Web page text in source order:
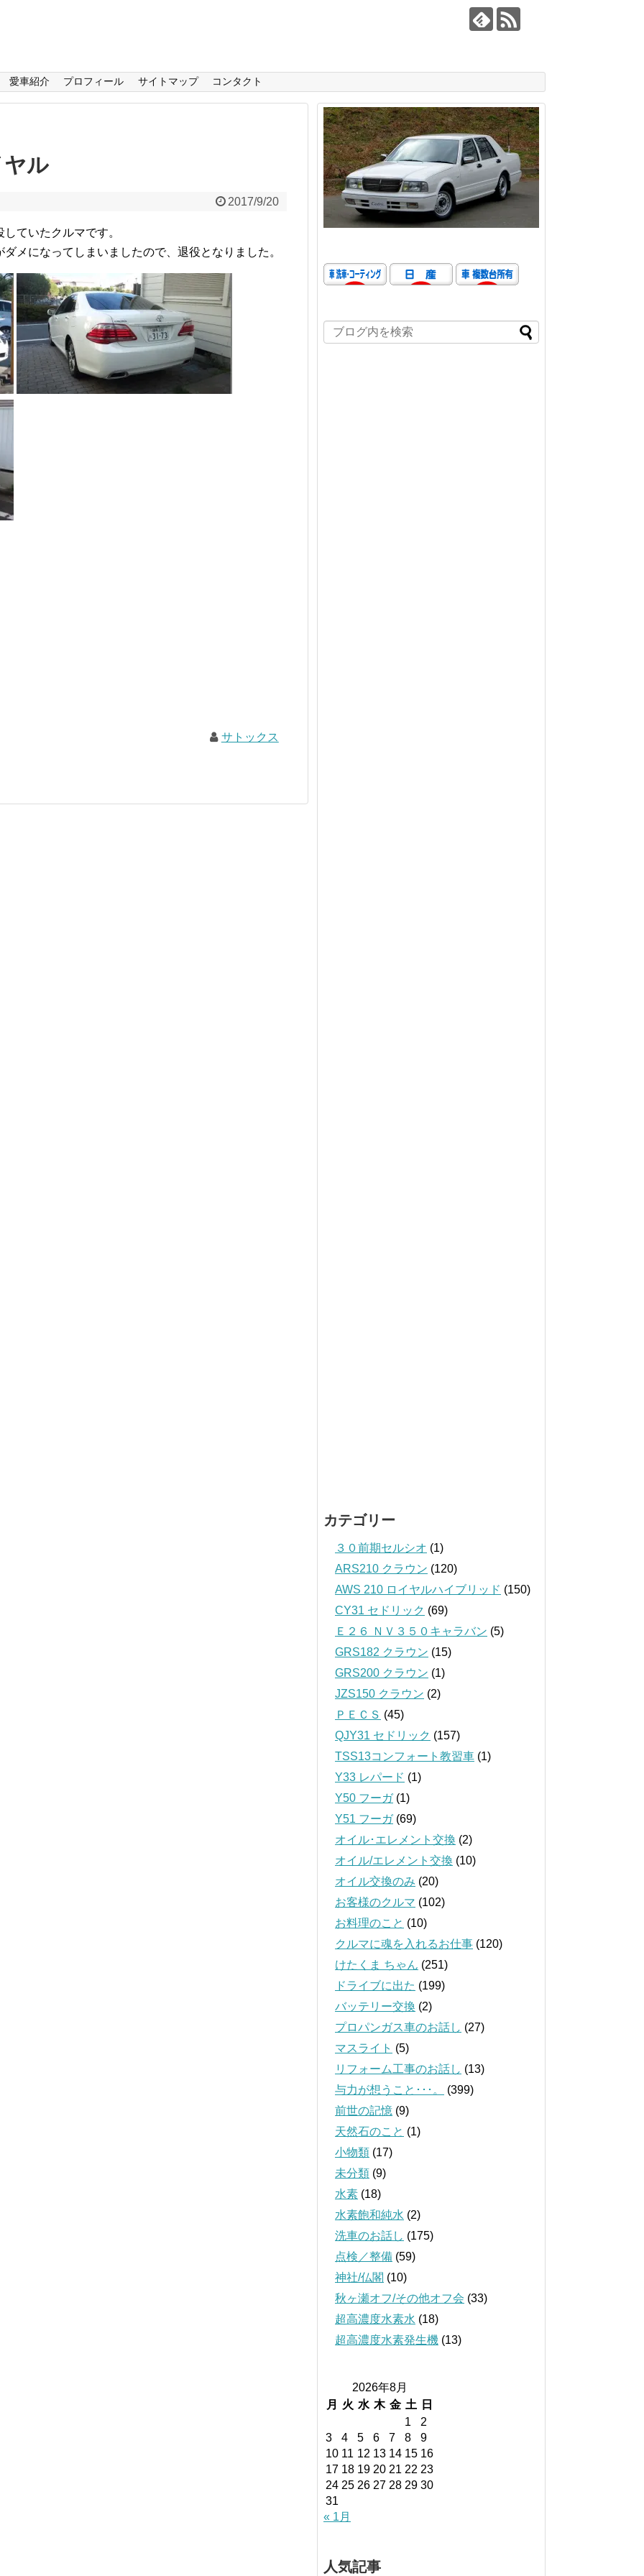
愛車紹介 プロフィール サイトマップ コンタクト
ヤル
2017/9/20
ていたクルマです。
メになってしまいましたので、退役となりました。
サトックス
カテゴリー
３０前期セルシオ (1)
ARS210 クラウン (120)
AWS 210 ロイヤルハイブリッド (150)
CY31 セドリック (69)
Ｅ２６ ＮＶ３５０キャラバン (5)
GRS182 クラウン (15)
GRS200 クラウン (1)
JZS150 クラウン (2)
ＰＥＣＳ (45)
QJY31 セドリック (157)
TSS13コンフォート教習車 (1)
Y33 レパード (1)
Y50 フーガ(1)
Y51 フーガ(69)
オイル･エレメント交換 (2)
オイル/エレメント交換 (10)
オイル交換のみ (20)
お客様のクルマ (102)
お料理のこと (10)
クルマに魂を入れるお仕事 (120)
けたくま ちゃん (251)
ドライブに出た (199)
バッテリー交換 (2)
プロパンガス車のお話し (27)
マスライト (5)
リフォーム工事のお話し (13)
与力が想うこと･･･。
(399)
前世の記憶 (9)
天然石のこと (1)
小物類 (17)
未分類 (9)
水素 (18)
水素飽和純水 (2)
洗車のお話し (175)
点検／整備 (59)
神社/仏閣 (10)
秋ヶ瀬オフ/その他オフ会 (33)
超高濃度水素水 (18)
超高濃度水素発生機 (13)
2026年8月
月
火 水 木 金 土
日
1
2
3
4 5 6 7 8
9
10 11 12 13 14 15 16
17 18 19 20 21 22 23
24 25 26 27 28 29 30
31
« 1月
人気記事